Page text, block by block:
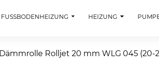
FUSSBODENHEIZUNG HEIZUNG
Rolljet 20 mm WLG 045 (20-